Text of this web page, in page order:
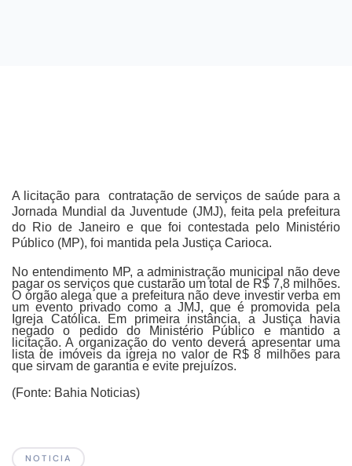
A licitação para contratação de serviços de saúde para a
Jornada Mundial da Juventude (JMJ), feita pela prefeitura
do Rio de Janeiro e que foi contestada pelo Ministério
Público (MP), foi mantida pela Justiça Carioca.
No entendimento MP, a administração municipal não deve
pagar os serviços que custarão um total de R$ 7,8 milhões.
O órgão alega que a prefeitura não deve investir verba em
um evento privado como a JMJ, que é promovida pela
Igreja Católica. Em primeira instância, a Justiça havia
negado o pedido do Ministério Público e mantido a
licitação. A organização do vento deverá apresentar uma
lista de imóveis da igreja no valor de R$ 8 milhões para
que sirvam de garantia e evite prejuízos.
(Fonte: Bahia Noticias)
NOTICIA